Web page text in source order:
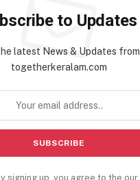
to Updates
latest News & Updates from
togetherkeralam.com
signing up, you agree to the our